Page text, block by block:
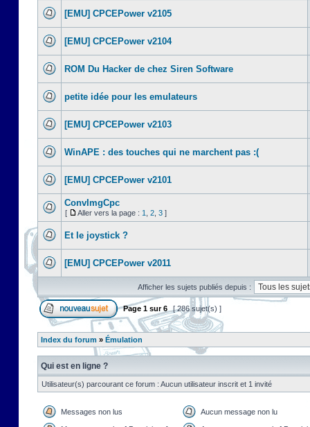
[EMU] CPCEPower v2105
[EMU] CPCEPower v2104
ROM Du Hacker de chez Siren Software
petite idée pour les emulateurs
[EMU] CPCEPower v2103
WinAPE : des touches qui ne marchent pas :(
[EMU] CPCEPower v2101
ConvImgCpc
[ Aller vers la page : 1 2 3 ]
Et le joystick ?
[EMU] CPCEPower v2011
Afficher les sujets publiés depuis :
Page 1 sur6 [ 286 sujet(s) ]
Index du forum » Émulation
Qui est en ligne ?
Utilisateur(s) parcourant ce forum : Aucun utilisateur inscrit et 1 invité
Messages non lus Aucun message non lu